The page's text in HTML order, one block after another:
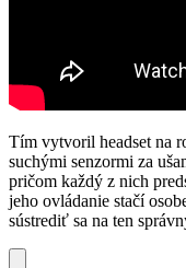
Tím vytvoril headset na
suchými senzormi za
pričom každý z nich
jeho ovládanie stačí
sústrediť sa na ten